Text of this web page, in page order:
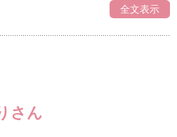
全文表示
さん